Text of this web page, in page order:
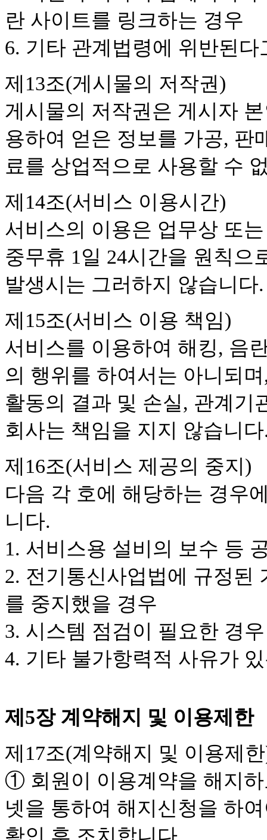
란 사이트를 링크하는 경우
6. 기타 관계법령에 위반된
제13조(게시물의 저작권)
게시물의 저작권은 게시자
용하여 얻은 정보를 가공, 판
료를 상업적으로 사용할 수
제14조(서비스 이용시간)
서비스의 이용은 업무상 또
중무휴 1일 24시간을 원칙으
발생시는 그러하지 않습니
제15조(서비스 이용 책임)
서비스를 이용하여 해킹, 음
의 행위를 하여서는 아니되
활동의 결과 및 손실, 관계기
회사는 책임을 지지 않습니
제16조(서비스 제공의 중지)
다음 각 호에 해당하는 경우
니다.
1. 서비스용 설비의 보수 등
2. 전기통신사업법에 규정된
를 중지했을 경우
3. 시스템 점검이 필요한 경우
4. 기타 불가항력적 사유가
제5장 계약해지 및 이용제한
제17조(계약해지 및 이용제
① 회원이 이용계약을 해지
넷을 통하여 해지신청을 하
확인 후 조치합니다.